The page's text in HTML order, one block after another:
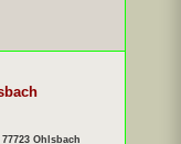
Ohlsbach